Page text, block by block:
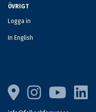
ÖVRIGT
Logga in
In English